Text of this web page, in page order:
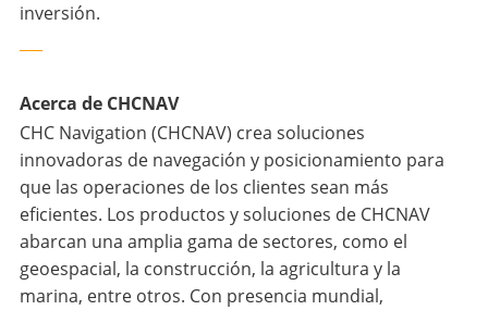
inversión.
Acerca de CHCNAV
CHC Navigation (CHCNAV) crea soluciones
innovadoras de navegación y posicionamiento para
que las operaciones de los clientes sean más
eficientes. Los productos y soluciones de CHCNAV
abarcan una amplia gama de sectores, como el
geoespacial, la construcción, la agricultura y la
marina, entre otros. Con presencia mundial,